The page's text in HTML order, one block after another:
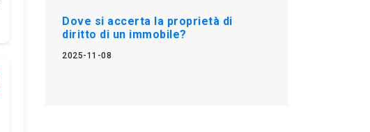
Dove si accerta la proprietà di
diritto di un immobile?
2025-11-08